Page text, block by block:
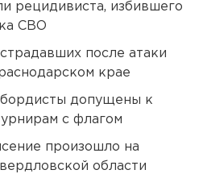
рецидивиста, избившего
СВО
после атаки
крае
допущены к
с флагом
произошло на
области